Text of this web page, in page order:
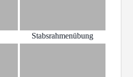
Stabsrahmenübung